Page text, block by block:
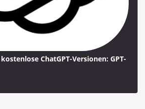
ChatGPT-Versionen: GPT-